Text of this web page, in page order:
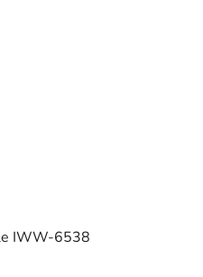
IWW-6538